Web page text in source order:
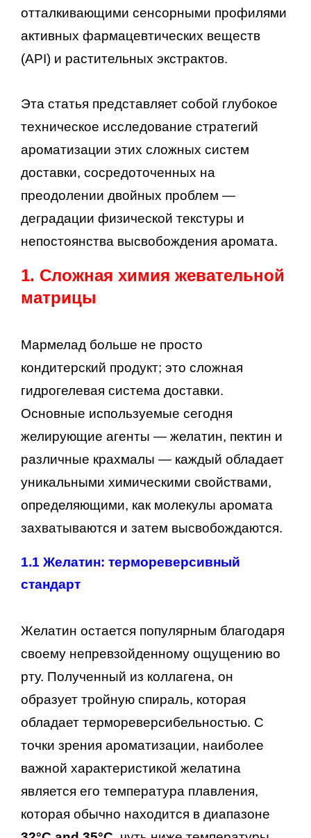
отталкивающими сенсорными профилями
активных фармацевтических веществ
(API) и растительных экстрактов.
Эта статья представляет собой глубокое
техническое исследование стратегий
ароматизации этих сложных систем
доставки, сосредоточенных на
преодолении двойных проблем —
деградации физической текстуры и
непостоянства высвобождения аромата.
1. Сложная химия жевательной
матрицы
Мармелад больше не просто
кондитерский продукт; это сложная
гидрогелевая система доставки.
Основные используемые сегодня
желирующие агенты — желатин, пектин и
различные крахмалы — каждый обладает
уникальными химическими свойствами,
определяющими, как молекулы аромата
захватываются и затем высвобождаются.
1.1 Желатин: термореверсивный
стандарт
Желатин остается популярным благодаря
своему непревзойденному ощущению во
рту. Полученный из коллагена, он
образует тройную спираль, которая
обладает термореверсибельностью. С
точки зрения ароматизации, наиболее
важной характеристикой желатина
является его температура плавления,
которая обычно находится в диапазоне